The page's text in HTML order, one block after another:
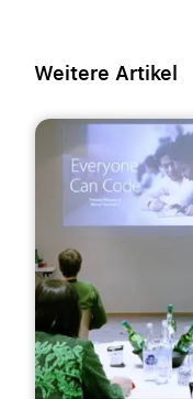
Weitere Artikel